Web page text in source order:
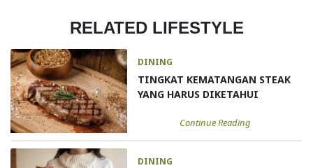
RELATED LIFESTYLE
DINING
TINGKAT KEMATANGAN STEAK
YANG HARUS DIKETAHUI
Continue Reading
DINING